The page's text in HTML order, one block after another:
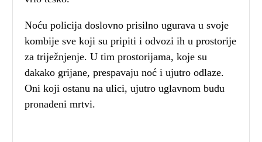
Noću policija doslovno prisilno ugurava u svoje
kombije sve koji su pripiti i odvozi ih u prostorije
za triježnjenje. U tim prostorijama, koje su
dakako grijane, prespavaju noć i ujutro odlaze.
Oni koji ostanu na ulici, ujutro uglavnom budu
pronađeni mrtvi.